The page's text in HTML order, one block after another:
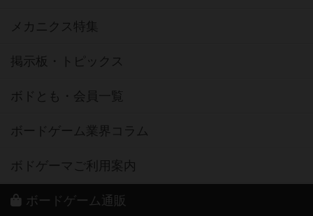
メカニクス特集
掲示板・トピックス
ボドとも・会員一覧
ボードゲーム業界コラム
ボドゲーマご利用案内
ボードゲーム通販